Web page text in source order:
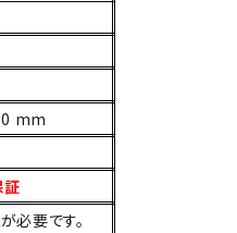
mm
必要です。